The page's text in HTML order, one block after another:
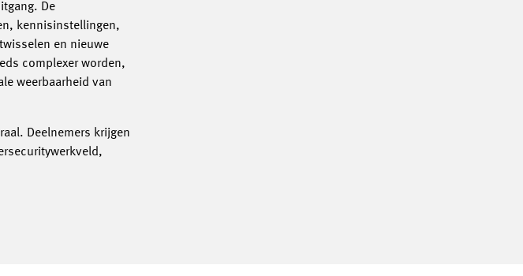
De
kennisinstellingen,
en nieuwe
complexer worden,
weerbaarheid van
Deelnemers krijgen